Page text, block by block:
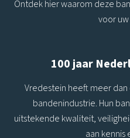
Ontdek hier waarom deze
voor
100 jaar
Vredestein heeft meer
bandenindustrie. Hun
uitstekende kwaliteit,
aan kennis